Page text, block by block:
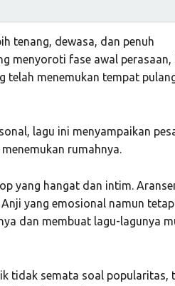
tenang, dewasa, dan penuh
menyoroti fase awal perasaan,
telah menemukan tempat
lagu ini menyampaikan
rumahnya.
yang hangat dan intim.
yang emosional namun tetap
dan membuat lagu-lagunya
tidak semata soal popularitas,